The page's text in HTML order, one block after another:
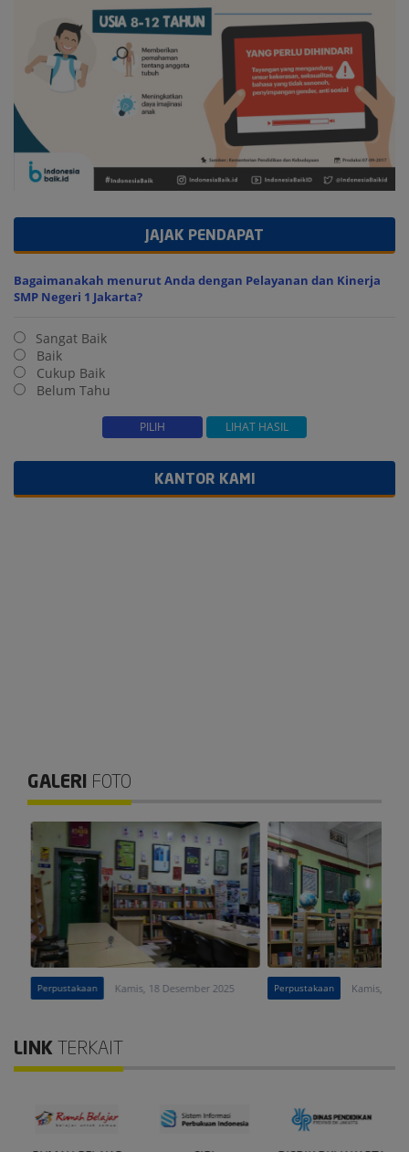
JAJAK PENDAPAT
Bagaimanakah menurut Anda dengan Pelayanan dan Kinerja
SMP Negeri 1 Jakarta?
Sangat Baik
Baik
Cukup Baik
Belum Tahu
KANTOR KAMI
GALERI FOTO
Perpustakaan Kamis, 18 Desember 2025 Perpustakaan Kamis, 18
LINK TERKAIT